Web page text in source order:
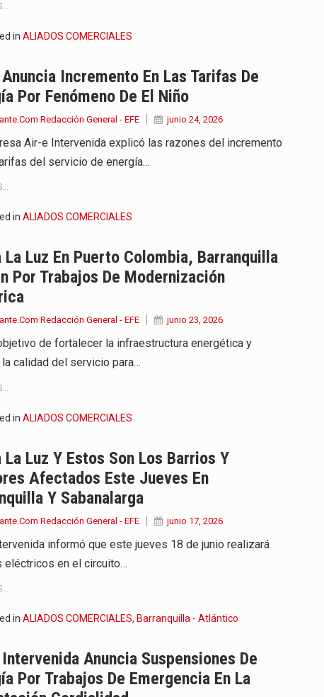
in ALIADOS COMERCIALES
Incremento En Las Tarifas De
Por Fenómeno De El Niño
Redacción General - EFE junio 24, 2026
Air-e Intervenida explicó las razones del incremento
del servicio de energía…
in ALIADOS COMERCIALES
La Luz En Puerto Colombia, Barranquilla
Por Trabajos De Modernización
Redacción General - EFE junio 23, 2026
de fortalecer la infraestructura energética y
la calidad del servicio para…
in ALIADOS COMERCIALES
La Luz Y Estos Son Los Barrios Y
Afectados Este Jueves En
Y Sabanalarga
Redacción General - EFE junio 17, 2026
informó que este jueves 18 de junio realizará
eléctricos en el circuito…
in ALIADOS COMERCIALES, Barranquilla - Atlántico
Anuncia Suspensiones De
Por Trabajos De Emergencia En La